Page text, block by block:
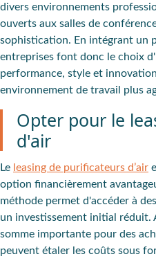
divers environnements
ouverts aux salles de
sophistication. En intégrant un
entreprises font donc le choix
performance, style et innovation
environnement de travail plus
Opter pour le
d'air
Le leasing de purificateurs d’air
option financièrement
méthode permet d'accéder à
un investissement initial réduit.
somme importante pour des
peuvent étaler les coûts sous